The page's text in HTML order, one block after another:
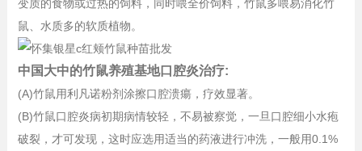
变质的食物或过热的饲料，同时喂全价饲料，竹鼠多喂易消化竹
鼠、水质多的软质植物。
中国大中的竹鼠养殖基地口腔炎治疗:
(A)竹鼠用利凡诺粉剂涂擦口腔溃瘍，疗效显著。
(B)竹鼠口腔炎病初期病情较轻，不易被察觉，一旦口腔细小水疱
破裂，才可发现，这时应选用适当的药液进行冲洗，一般用0.1%